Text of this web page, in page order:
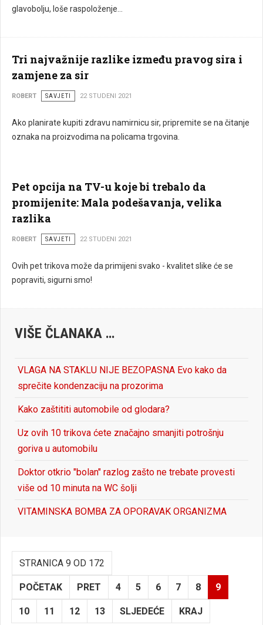
glavobolju, loše raspoloženje…
Tri najvažnije razlike između pravog sira i
zamjene za sir
ROBERT SAVJETI 22 STUDENI 2021
Ako planirate kupiti zdravu namirnicu sir, pripremite se na čitanje
oznaka na proizvodima na policama trgovina.
Pet opcija na TV-u koje bi trebalo da
promijenite: Mala podešavanja, velika
razlika
ROBERT SAVJETI 22 STUDENI 2021
Ovih pet trikova može da primijeni svako - kvalitet slike će se
popraviti, sigurni smo!
VIŠE ČLANAKA …
VLAGA NA STAKLU NIJE BEZOPASNA Evo kako da
sprečite kondenzaciju na prozorima
Kako zaštititi automobile od glodara?
Uz ovih 10 trikova ćete značajno smanjiti potrošnju
goriva u automobilu
Doktor otkrio "bolan" razlog zašto ne trebate provesti
više od 10 minuta na WC šolji
VITAMINSKA BOMBA ZA OPORAVAK ORGANIZMA
STRANICA 9 OD 172
POČETAK PRET 4 5 6 7 8 9
10 11 12 13 SLJEDEĆE KRAJ